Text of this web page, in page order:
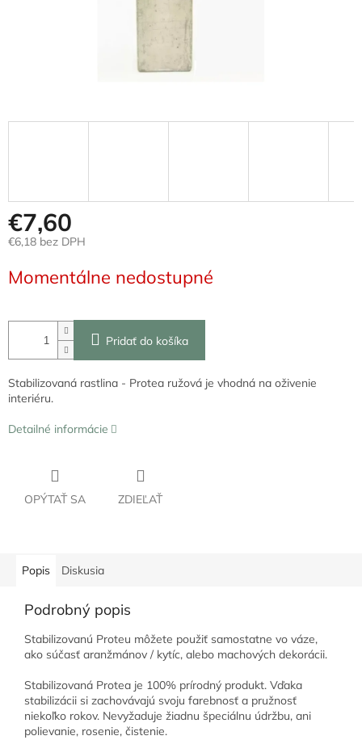
€7,60
€6,18 bez DPH
cena:
Momentálne nedostupné
Pridať do košíka
Stabilizovaná rastlina - Protea ružová je vhodná na oživenie
interiéru.
Detailné informácie
OPÝTAŤ SA ZDIEĽAŤ
Popis Diskusia
Podrobný popis
Stabilizovanú Proteu môžete použiť samostatne vo váze,
ako súčasť aranžmánov / kytíc, alebo machových dekorácii.
Stabilizovaná Protea je 100% prírodný produkt. Vďaka
stabilizácii si zachovávajú svoju farebnosť a pružnosť
niekoľko rokov. Nevyžaduje žiadnu špeciálnu údržbu, ani
polievanie, rosenie, čistenie.